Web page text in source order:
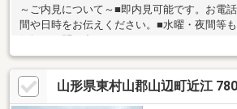
～ご内見について～■即内見可能です。お電
間や日時をお伝えください。■水曜・夜間等
信用金庫・ネットバンクなど豊富な住宅ロー
ます■個人事業主様・小規模会社の代表の方
い。■他社でローンを断られてしまってもお問
い。なぜ、審査が否決でどうしたら通るのか
山形県東村山郡山辺町近江